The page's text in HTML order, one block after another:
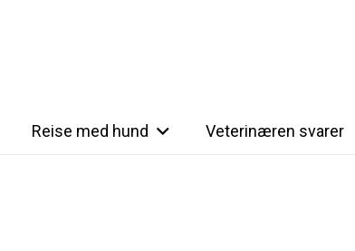
Reise med hund Veterinæren svarer